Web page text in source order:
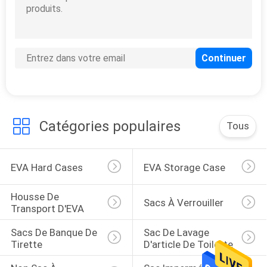
Sacs de banque de
Sac de lavage
d'article de toilette
23
Catégories populaires Tous
EVA Hard Cases EVA Storage Case
Housse De
Transport D'EVA
Sacs À Verrouiller
Sacs De Banque De
Tirette
Sac De Lavage
D'article De Toilette